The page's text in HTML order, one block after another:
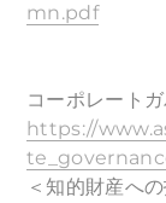
mn.pdf
コーポレート
https://
＜知的財産へ